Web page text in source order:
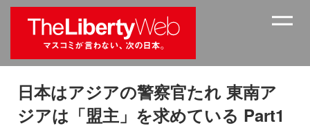
日本はアジアの警察官たれ 東南ア
ジアは「盟主」を求めている Part1